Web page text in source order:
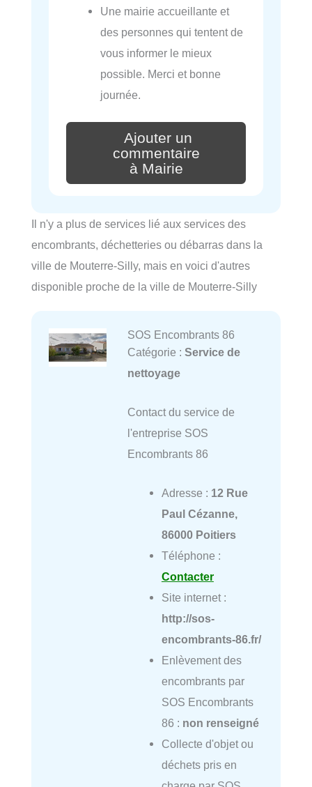
Une mairie accueillante et
des personnes qui tentent de
vous informer le mieux
possible. Merci et bonne
journée.
Ajouter un
commentaire
à Mairie
Il n'y a plus de services lié aux services des
encombrants, déchetteries ou débarras dans la
ville de Mouterre-Silly, mais en voici d'autres
disponible proche de la ville de Mouterre-Silly
SOS Encombrants 86
Catégorie : Service de
nettoyage
Contact du service de
l'entreprise SOS
Encombrants 86
Adresse : 12 Rue
Paul Cézanne,
86000 Poitiers
Téléphone :
Contacter
Site internet :
http://sos-
encombrants-86.fr/
Enlèvement des
encombrants par
SOS Encombrants
86 : non renseigné
Collecte d'objet ou
déchets pris en